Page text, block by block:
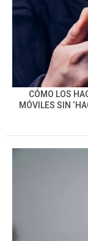
CÓMO LOS
MÓVILES SIN